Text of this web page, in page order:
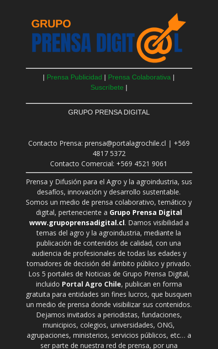
| Prensa Publicidad | Prensa Colaborativa |
Suscríbete |
GRUPO PRENSA DIGITAL
Contacto Prensa: prensa@portalagrochile.cl | +569
4817 5372
Contacto Comercial: +569 4521 9061
Prensa y Difusión para el Agro y la agroindustria, sus
desafíos, innovación y desarrollo sustentable.
Somos un medio de prensa colaborativo, temático y
digital, perteneciente a Grupo Prensa Digital
www.grupoprensadigital.cl. Damos visibilidad a
temas del agro y la agroindustria, mediante la
publicación de contenidos de calidad, con una
audiencia de profesionales de todas las edades y
tomadores de decisión del ámbito público y privado.
Los 5 portales de Noticias de Grupo Prensa Digital,
incluido Portal Agro Chile, publican en forma
gratuita para entidades sin fines lucros, que busquen
un medio de prensa donde visibilizar sus contenidos.
Dejamos invitados a periodistas, fundaciones,
municipios, colegios, universidades, ONG,
agrupaciones, ministerios, servicios públicos, etc… a
ser parte de nuestra red de prensa, por una